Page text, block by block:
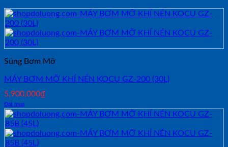
Súng Bơm Mỡ
MÁY BƠM MỠ KHÍ NÉN KOCU GZ-200 (30L)
5,900,000₫
Đặt mua